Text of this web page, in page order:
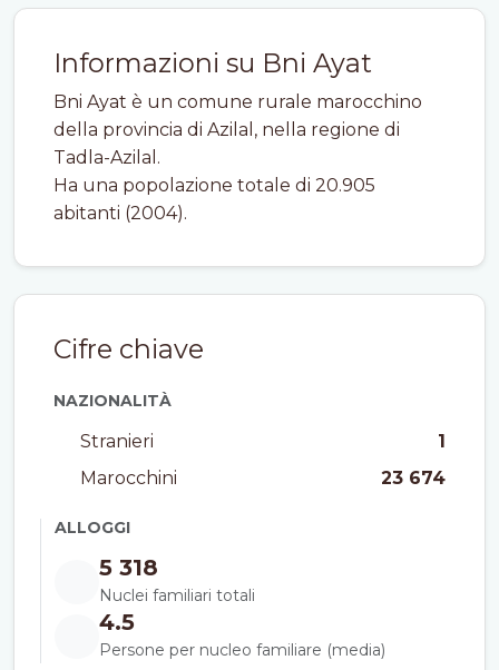
Informazioni su Bni Ayat
Bni Ayat è un comune rurale marocchino
della provincia di Azilal, nella regione di
Tadla-Azilal.
Ha una popolazione totale di 20.905
abitanti (2004).
Cifre chiave
NAZIONALITÀ
Stranieri
1
Marocchini
23 674
ALLOGGI
5 318
Nuclei familiari totali
4.5
Persone per nucleo familiare (media)